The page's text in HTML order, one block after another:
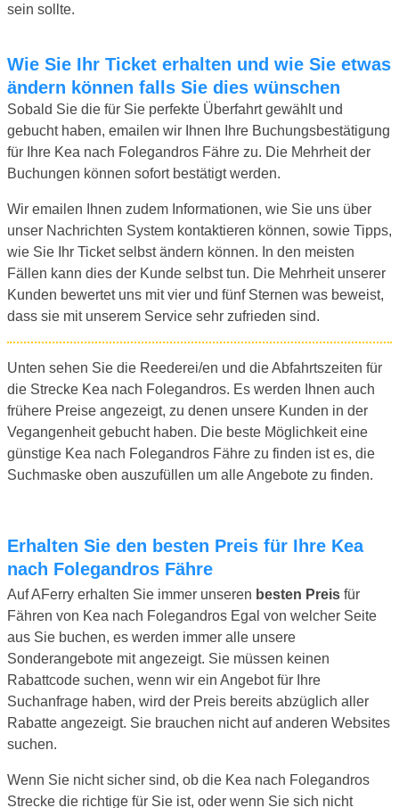
sein sollte.
Wie Sie Ihr Ticket erhalten und wie Sie etwas
ändern können falls Sie dies wünschen
Sobald Sie die für Sie perfekte Überfahrt gewählt und
gebucht haben, emailen wir Ihnen Ihre Buchungsbestätigung
für Ihre Kea nach Folegandros Fähre zu. Die Mehrheit der
Buchungen können sofort bestätigt werden.
Wir emailen Ihnen zudem Informationen, wie Sie uns über
unser Nachrichten System kontaktieren können, sowie Tipps,
wie Sie Ihr Ticket selbst ändern können. In den meisten
Fällen kann dies der Kunde selbst tun. Die Mehrheit unserer
Kunden bewertet uns mit vier und fünf Sternen was beweist,
dass sie mit unserem Service sehr zufrieden sind.
Unten sehen Sie die Reederei/en und die Abfahrtszeiten für
die Strecke Kea nach Folegandros. Es werden Ihnen auch
frühere Preise angezeigt, zu denen unsere Kunden in der
Vegangenheit gebucht haben. Die beste Möglichkeit eine
günstige Kea nach Folegandros Fähre zu finden ist es, die
Suchmaske oben auszufüllen um alle Angebote zu finden.
Erhalten Sie den besten Preis für Ihre Kea
nach Folegandros Fähre
Auf AFerry erhalten Sie immer unseren besten Preis für
Fähren von Kea nach Folegandros Egal von welcher Seite
aus Sie buchen, es werden immer alle unsere
Sonderangebote mit angezeigt. Sie müssen keinen
Rabattcode suchen, wenn wir ein Angebot für Ihre
Suchanfrage haben, wird der Preis bereits abzüglich aller
Rabatte angezeigt. Sie brauchen nicht auf anderen Websites
suchen.
Wenn Sie nicht sicher sind, ob die Kea nach Folegandros
Strecke die richtige für Sie ist, oder wenn Sie sich nicht